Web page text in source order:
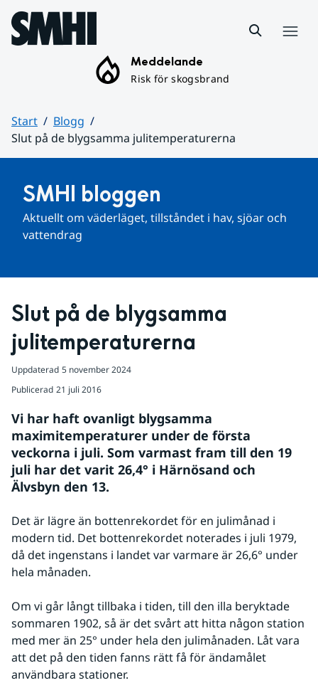
Hoppa till sidans innehåll
Meddelande
Risk för skogsbrand
Start
Blogg
Slut på de blygsamma julitemperaturerna
SMHI bloggen
Aktuellt om väderläget, tillståndet i hav, sjöar och
vattendrag
Slut på de blygsamma
julitemperaturerna
Uppdaterad 5 november 2024
Publicerad 21 juli 2016
Vi har haft ovanligt blygsamma
maximitemperaturer under de första
veckorna i juli. Som varmast fram till den 19
juli har det varit 26,4° i Härnösand och
Älvsbyn den 13.
Det är lägre än bottenrekordet för en julimånad i
modern tid. Det bottenrekordet noterades i juli 1979,
då det ingenstans i landet var varmare är 26,6° under
hela månaden.
Om vi går långt tillbaka i tiden, till den illa beryktade
sommaren 1902, så är det svårt att hitta någon station
med mer än 25° under hela den julimånaden. Låt vara
att det på den tiden fanns rätt få för ändamålet
användbara stationer.